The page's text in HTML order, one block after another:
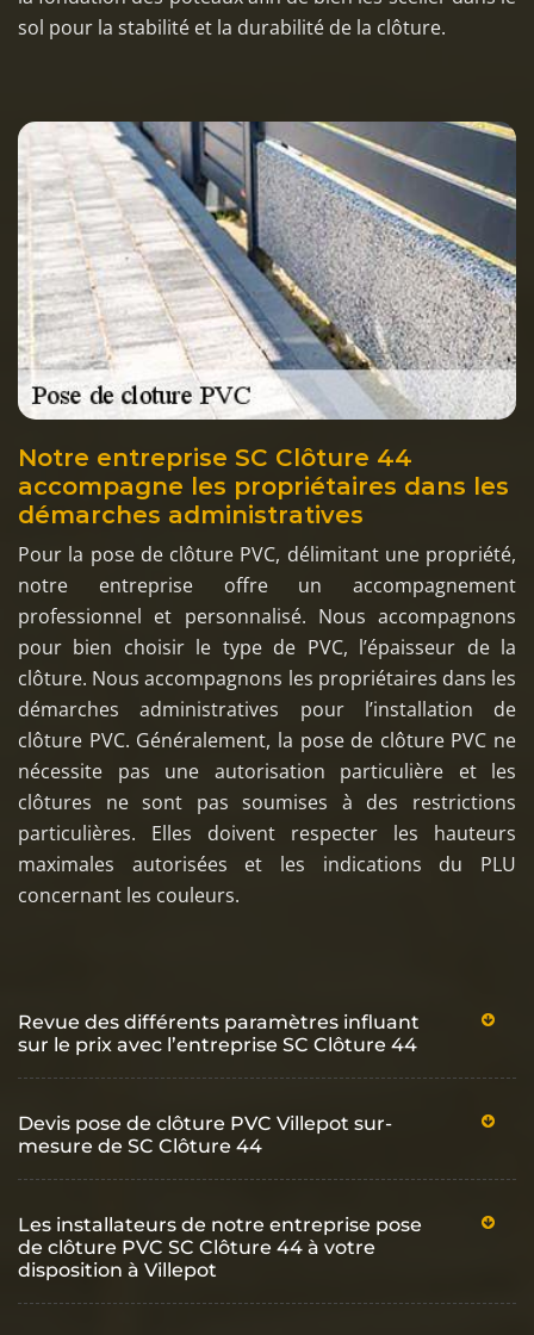
sol pour la stabilité et la durabilité de la clôture.
Notre entreprise SC Clôture 44
accompagne les propriétaires dans les
démarches administratives
Pour la pose de clôture PVC, délimitant une propriété,
notre entreprise offre un accompagnement
professionnel et personnalisé. Nous accompagnons
pour bien choisir le type de PVC, l’épaisseur de la
clôture. Nous accompagnons les propriétaires dans les
démarches administratives pour l’installation de
clôture PVC. Généralement, la pose de clôture PVC ne
nécessite pas une autorisation particulière et les
clôtures ne sont pas soumises à des restrictions
particulières. Elles doivent respecter les hauteurs
maximales autorisées et les indications du PLU
concernant les couleurs.
Revue des différents paramètres influant
sur le prix avec l’entreprise SC Clôture 44
Devis pose de clôture PVC Villepot sur-
mesure de SC Clôture 44
Les installateurs de notre entreprise pose
de clôture PVC SC Clôture 44 à votre
disposition à Villepot